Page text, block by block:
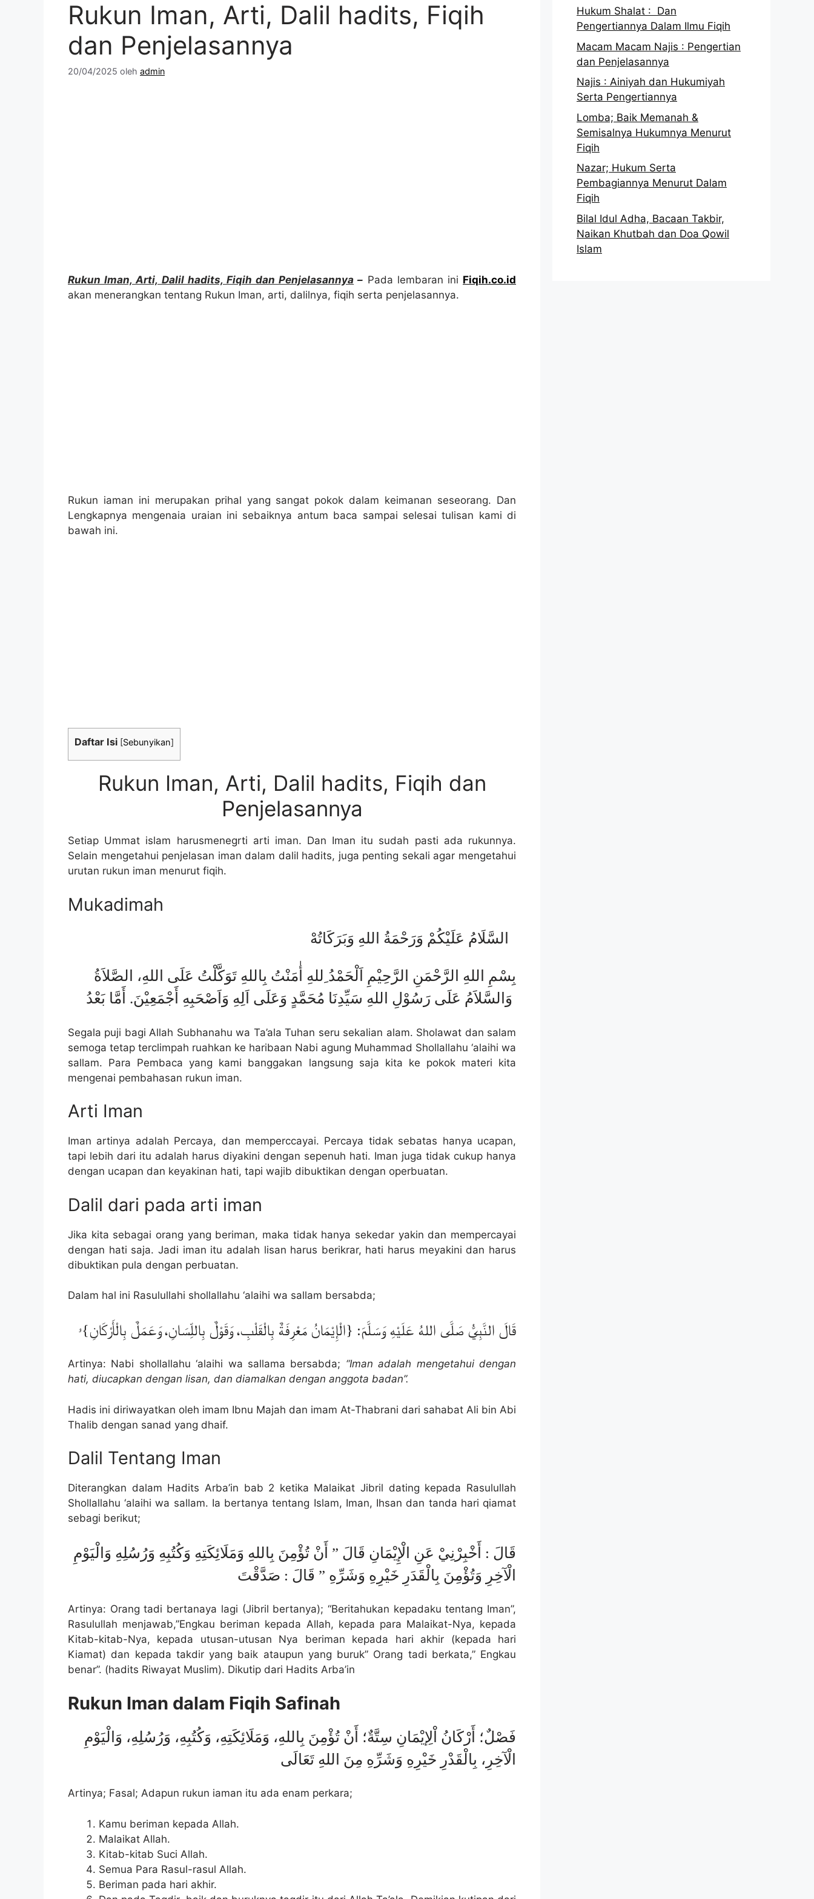
Rukun Iman, Arti, Dalil hadits, Fiqih
dan Penjelasannya
20/04/2025 oleh admin
Rukun Iman, Arti, Dalil hadits, Fiqih dan Penjelasannya – Pada lembaran ini Fiqih.co.id
akan menerangkan tentang Rukun Iman, arti, dalilnya, fiqih serta penjelasannya.
Rukun iaman ini merupakan prihal yang sangat pokok dalam keimanan seseorang. Dan
Lengkapnya mengenaia uraian ini sebaiknya antum baca sampai selesai tulisan kami di
bawah ini.
Daftar Isi [Sebunyikan]
Rukun Iman, Arti, Dalil hadits, Fiqih dan
Penjelasannya
Setiap Ummat islam harusmenegrti arti iman. Dan Iman itu sudah pasti ada rukunnya.
Selain mengetahui penjelasan iman dalam dalil hadits, juga penting sekali agar mengetahui
urutan rukun iman menurut fiqih.
Mukadimah
بِسْمِ اللهِ الرَّحْمَنِ الرَّحِيْمِ اَلْحَمْدُ ِللهِ أٰمَنْتُ بِاللهِ تَوَكَّلْتُ عَلَى اللهِ، الصَّلاَةُ
Segala puji bagi Allah Subhanahu wa Ta’ala Tuhan seru sekalian alam. Sholawat dan salam
semoga tetap terclimpah ruahkan ke haribaan Nabi agung Muhammad Shollallahu ‘alaihi wa
sallam. Para Pembaca yang kami banggakan langsung saja kita ke pokok materi kita
mengenai pembahasan rukun iman.
Arti Iman
Iman artinya adalah Percaya, dan memperccayai. Percaya tidak sebatas hanya ucapan,
tapi lebih dari itu adalah harus diyakini dengan sepenuh hati. Iman juga tidak cukup hanya
dengan ucapan dan keyakinan hati, tapi wajib dibuktikan dengan operbuatan.
Dalil dari pada arti iman
Jika kita sebagai orang yang beriman, maka tidak hanya sekedar yakin dan mempercayai
dengan hati saja. Jadi iman itu adalah lisan harus berikrar, hati harus meyakini dan harus
dibuktikan pula dengan perbuatan.
Dalam hal ini Rasulullahi shollallahu ‘alaihi wa sallam bersabda;
قَالَ النَّبِيُّ صَلَّى اللهُ عَلَيْهِ وَسَلَّمَ: {الْإِيْمَانُ مَعْرِفَةٌ بِالْقَلْبِ، وَقَوْلٌ بِاللِّسَانِ، وَعَمَلٌ بِالْأَرْكَانِ}ۥ
Artinya: Nabi shollallahu ‘alaihi wa sallama bersabda; “Iman adalah mengetahui dengan
hati, diucapkan dengan lisan, dan diamalkan dengan anggota badan”.
Hadis ini diriwayatkan oleh imam Ibnu Majah dan imam At-Thabrani dari sahabat Ali bin Abi
Thalib dengan sanad yang dhaif.
Dalil Tentang Iman
Diterangkan dalam Hadits Arba’in bab 2 ketika Malaikat Jibril dating kepada Rasulullah
Shollallahu ‘alaihi wa sallam. Ia bertanya tentang Islam, Iman, Ihsan dan tanda hari qiamat
sebagi berikut;
قَالَ : أَخْبِرْنِيْ عَنِ الْإِيْمَانِ قَالَ ” أَنْ تُؤْمِنَ بِاللهِ وَمَلَائِكَتِهِ وَكُتُبِهِ وَرُسُلِهِ وَالْيَوْمِ
الْآخِرِ وَتُؤْمِنَ بِالْقَدَرِ خَيْرِهِ وَشَرِّهِ ” قَالَ : صَدَّقْتَ
Artinya: Orang tadi bertanaya lagi (Jibril bertanya); “Beritahukan kepadaku tentang Iman”,
Rasulullah menjawab,”Engkau beriman kepada Allah, kepada para Malaikat-Nya, kepada
Kitab-kitab-Nya, kepada utusan-utusan Nya beriman kepada hari akhir (kepada hari
Kiamat) dan kepada takdir yang baik ataupun yang buruk” Orang tadi berkata,” Engkau
benar”. (hadits Riwayat Muslim). Dikutip dari Hadits Arba’in
Rukun Iman dalam Fiqih Safinah
فَصْلٌ؛ أَرْكَانُ اْلِإيْمَانِ سِتَّةٌ؛ أَنْ تُؤْمِنَ بِاللهِ، وَمَلَائِكَتِهِ، وَكُتُبِهِ، وَرُسُلِهِ، وَالْيَوْمِ
الْآخِرِ، بِالْقَدْرِ خَيْرِهِ وَشَرِّهِ مِنَ اللهِ تَعَالَى
Artinya; Fasal; Adapun rukun iaman itu ada enam perkara;
Kamu beriman kepada Allah.
Malaikat Allah.
Kitab-kitab Suci Allah.
Semua Para Rasul-rasul Allah.
Beriman pada hari akhir.
Hukum Shalat : Dan
Pengertiannya Dalam Ilmu Fiqih
Macam Macam Najis : Pengertian
dan Penjelasannya
Najis : Ainiyah dan Hukumiyah
Serta Pengertiannya
Lomba; Baik Memanah &
Semisalnya Hukumnya Menurut
Fiqih
Nazar; Hukum Serta
Pembagiannya Menurut Dalam
Fiqih
Bilal Idul Adha, Bacaan Takbir,
Naikan Khutbah dan Doa Qowil
Islam